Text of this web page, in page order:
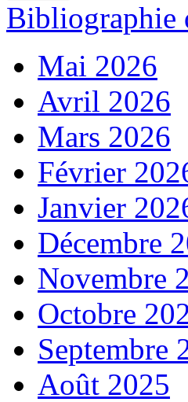
Bibliographie
Mai 2026
Avril 2026
Mars 2026
Février
Janvier
Décembre
Novembre
Octobre
Septembre
Août 2025